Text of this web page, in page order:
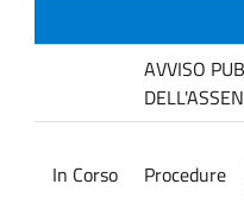
AVVISO
In Corso Procedure